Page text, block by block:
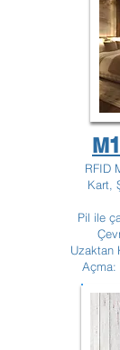
RFID
Kart,
Pil ile
Uzaktan
Açma: